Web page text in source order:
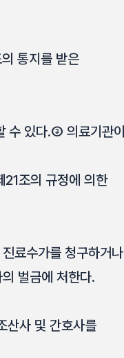
통지를 받은
수 있다.③ 의료기관이
21조의 규정에 의한
료수가를 청구하거나
벌금에 처한다.
산사 및 간호사를